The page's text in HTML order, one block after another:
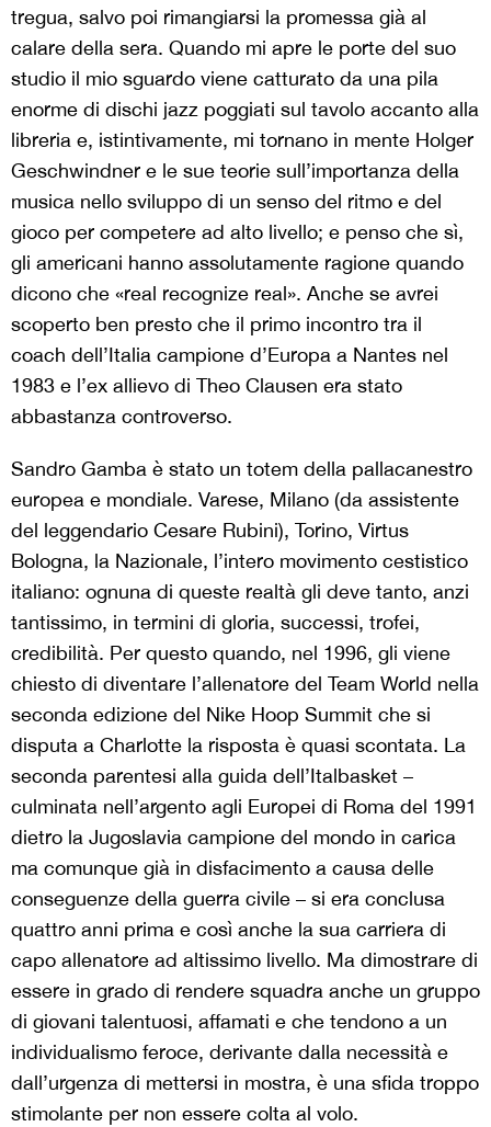
tregua, salvo poi rimangiarsi la promessa già al
calare della sera. Quando mi apre le porte del suo
studio il mio sguardo viene catturato da una pila
enorme di dischi jazz poggiati sul tavolo accanto alla
libreria e, istintivamente, mi tornano in mente Holger
Geschwindner e le sue teorie sull’importanza della
musica nello sviluppo di un senso del ritmo e del
gioco per competere ad alto livello; e penso che sì,
gli americani hanno assolutamente ragione quando
dicono che «real recognize real». Anche se avrei
scoperto ben presto che il primo incontro tra il
coach dell’Italia campione d’Europa a Nantes nel
1983 e l’ex allievo di Theo Clausen era stato
abbastanza controverso.
Sandro Gamba è stato un totem della pallacanestro
europea e mondiale. Varese, Milano (da assistente
del leggendario Cesare Rubini), Torino, Virtus
Bologna, la Nazionale, l’intero movimento cestistico
italiano: ognuna di queste realtà gli deve tanto, anzi
tantissimo, in termini di gloria, successi, trofei,
credibilità. Per questo quando, nel 1996, gli viene
chiesto di diventare l’allenatore del Team World nella
seconda edizione del Nike Hoop Summit che si
disputa a Charlotte la risposta è quasi scontata. La
seconda parentesi alla guida dell’Italbasket –
culminata nell’argento agli Europei di Roma del 1991
dietro la Jugoslavia campione del mondo in carica
ma comunque già in disfacimento a causa delle
conseguenze della guerra civile – si era conclusa
quattro anni prima e così anche la sua carriera di
capo allenatore ad altissimo livello. Ma dimostrare di
essere in grado di rendere squadra anche un gruppo
di giovani talentuosi, affamati e che tendono a un
individualismo feroce, derivante dalla necessità e
dall’urgenza di mettersi in mostra, è una sfida troppo
stimolante per non essere colta al volo.